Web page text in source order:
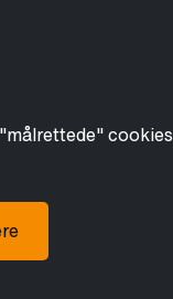
cookies